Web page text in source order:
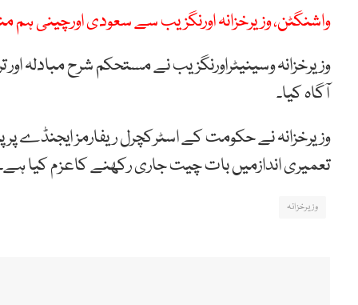
واشنگٹن، وزیرخزانہ اورنگزیب سے سعودی اورچینی
وزیرخزانہ وسینیٹراورنگزیب نے مستحکم شرح مبادلہ
آگاہ کیا۔
وزیرخزانہ نے حکومت کے اسٹرکچرل ریفارمز ایجنڈے
تعمیری اندازمیں بات چیت جاری رکھنے کاعزم کیا
وزیرخزانہ